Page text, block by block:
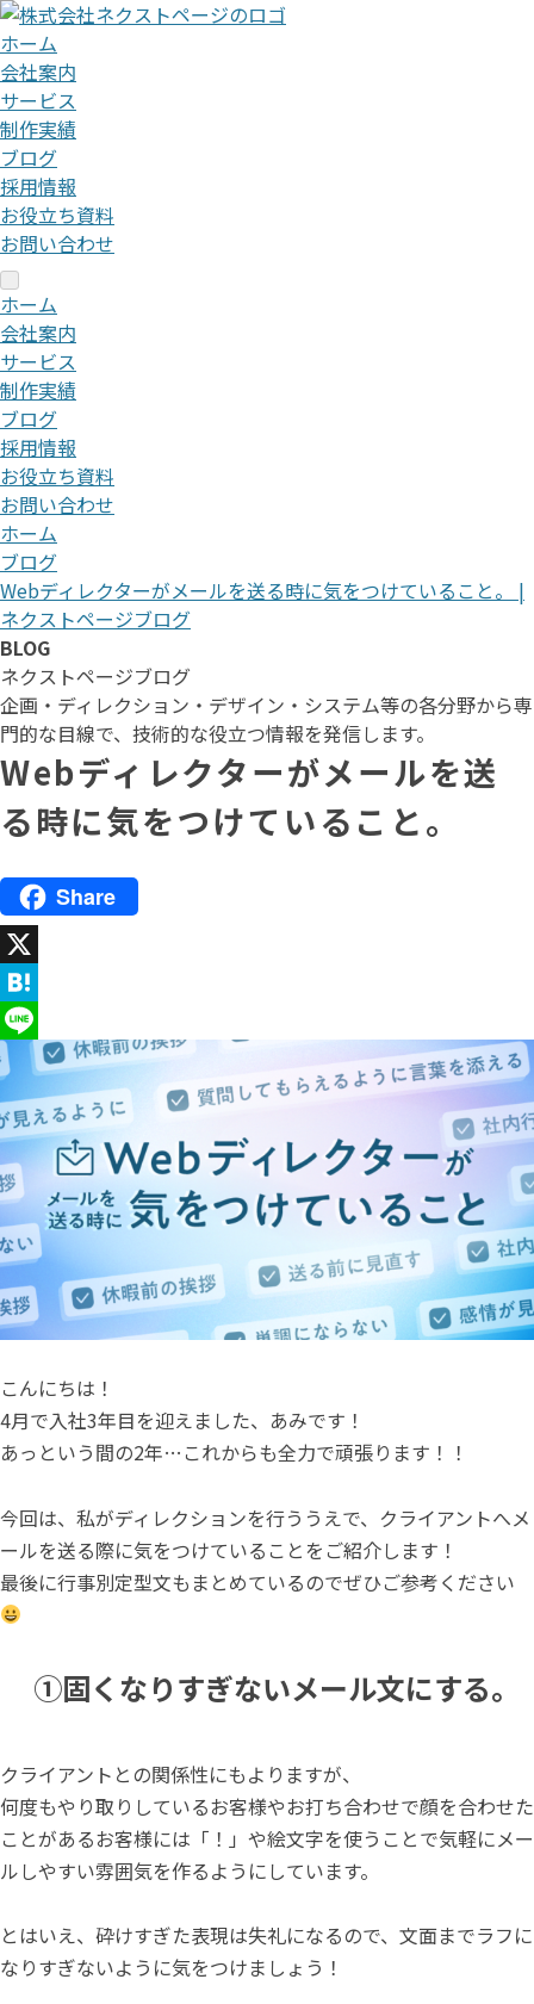
ホーム
会社案内
サービス
制作実績
ブログ
採用情報
お役立ち資料
お問い合わせ
ホーム
会社案内
サービス
制作実績
ブログ
採用情報
お役立ち資料
お問い合わせ
ホーム
ブログ
Webディレクターがメールを送る時に気をつけていること。 |
ネクストページブログ
BLOG
ネクストページブログ
企画・ディレクション・デザイン・システム等の各分野から専
門的な目線で、技術的な役立つ情報を発信します。
Webディレクターがメールを送
る時に気をつけていること。
Share
X
H
a
t
e
n
a
L
i
n
e
こんにちは！
4月で入社3年目を迎えました、あみです！
あっという間の2年…これからも全力で頑張ります！！
今回は、私がディレクションを行ううえで、クライアントへメ
ールを送る際に気をつけていることをご紹介します！
最後に行事別定型文もまとめているのでぜひご参考ください
①固くなりすぎないメール文にする。
クライアントとの関係性にもよりますが、
何度もやり取りしているお客様やお打ち合わせで顔を合わせた
ことがあるお客様には「！」や絵文字を使うことで気軽にメー
ルしやすい雰囲気を作るようにしています。
とはいえ、砕けすぎた表現は失礼になるので、文面までラフに
なりすぎないように気をつけましょう！